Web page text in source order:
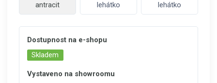
antracit
lehátko
lehátko
Dostupnost na e-shopu
Skladem
Vystaveno na showroomu